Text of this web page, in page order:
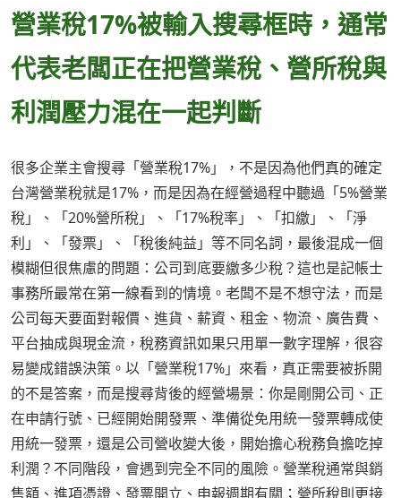
營業稅17%被輸入搜尋框時，通常
代表老闆正在把營業稅、營所稅與
利潤壓力混在一起判斷
很多企業主會搜尋「營業稅17%」，不是因為他們真的確定
台灣營業稅就是17%，而是因為在經營過程中聽過「5%營業
稅」、「20%營所稅」、「17%稅率」、「扣繳」、「淨
利」、「發票」、「稅後純益」等不同名詞，最後混成一個
模糊但很焦慮的問題：公司到底要繳多少稅？這也是記帳士
事務所最常在第一線看到的情境。老闆不是不想守法，而是
公司每天要面對報價、進貨、薪資、租金、物流、廣告費、
平台抽成與現金流，稅務資訊如果只用單一數字理解，很容
易變成錯誤決策。以「營業稅17%」來看，真正需要被拆開
的不是答案，而是搜尋背後的經營場景：你是剛開公司、正
在申請行號、已經開始開發票、準備從免用統一發票轉成使
用統一發票，還是公司營收變大後，開始擔心稅務負擔吃掉
利潤？不同階段，會遇到完全不同的風險。營業稅通常與銷
售額、進項憑證、發票開立、申報週期有關；營所稅則更接